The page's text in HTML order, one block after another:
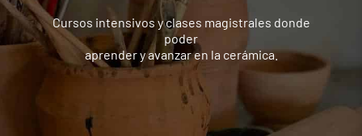
Cursos intensivos y clases magistrales donde
poder
aprender y avanzar en la cerámica.